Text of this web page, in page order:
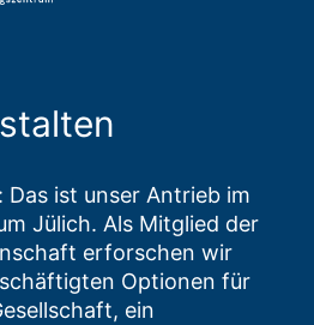
Das ist unser Antrieb im
Jülich. Als Mitglied der
erforschen wir
Optionen für
ein